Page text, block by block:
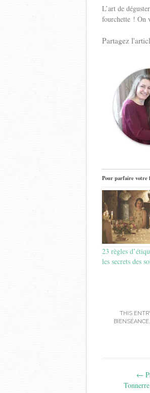
L’art de
fourchette ! On
Partagez
Pour parfaire votre
23 règles
les secrets des
THIS
BIENSÉANCE,
←